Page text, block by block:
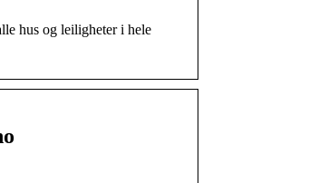
hus og leiligheter i hele